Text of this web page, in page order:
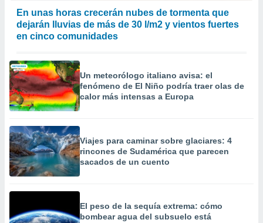
En unas horas crecerán nubes de tormenta que
dejarán lluvias de más de 30 l/m2 y vientos fuertes
en cinco comunidades
Un meteorólogo italiano avisa: el
fenómeno de El Niño podría traer olas de
calor más intensas a Europa
Viajes para caminar sobre glaciares: 4
rincones de Sudamérica que parecen
sacados de un cuento
El peso de la sequía extrema: cómo
bombear agua del subsuelo está